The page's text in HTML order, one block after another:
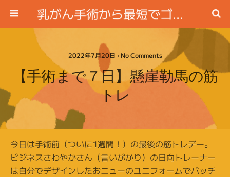
乳がん手術から最短でゴルフ場に行く方法
2022年7月20日 • No Comments
【手術まで７日】懸崖勒馬の筋
トレ
今日は手術前（ついに1週間！）の最後の筋トレデー。
ビジネスさわやかさん（言いがかり）の日向トレーナー
は自分でデザインしたおニューのユニフォームでバッチ